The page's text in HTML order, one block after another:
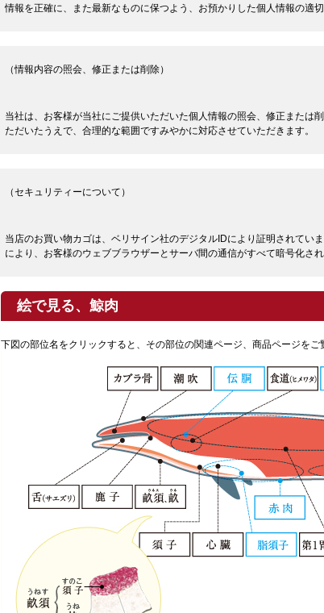
情報を正確に、また最新なものに保つよう、お預かりした個人情報の適切
（情報内容の照会、修正または削除）
当社は、お客様が当社にご提供いただいた個人情報の照会、修正または
ただいたうえで、合理的な範囲ですみやかに対応させていただきます。
（セキュリティーについて）
当店のお買い物カゴは、ベリサイン社のデジタルIDにより証明されてい
により、お客様のウェブブラウザーとサーバ間の通信がすべて暗号化さ
絵で見る、鯨肉
下図の部位名をクリックすると、その部位の関連ページ、商品ページをご